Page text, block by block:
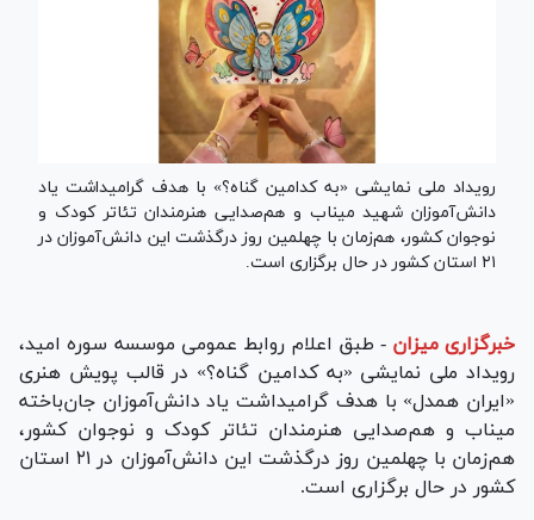
رویداد ملی نمایشی «به کدامین گناه؟» با هدف گرامیداشت یاد
دانش‌آموزان شهید میناب و هم‌صدایی هنرمندان تئاتر کودک و
نوجوان کشور، هم‌زمان با چهلمین روز درگذشت این دانش‌آموزان در
۲۱ استان کشور در حال برگزاری است.
خبرگزاری میزان - طبق اعلام روابط عمومی موسسه سوره امید،
رویداد ملی نمایشی «به کدامین گناه؟» در قالب پویش هنری
«ایران همدل» با هدف گرامیداشت یاد دانش‌آموزان جان‌باخته
میناب و هم‌صدایی هنرمندان تئاتر کودک و نوجوان کشور،
هم‌زمان با چهلمین روز درگذشت این دانش‌آموزان در ۲۱ استان
کشور در حال برگزاری است.